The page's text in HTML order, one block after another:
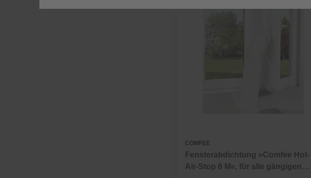
COMFEE
Fensterabdichtung »Comfee Hot-
Air-Stop 6 M«, für alle gängigen